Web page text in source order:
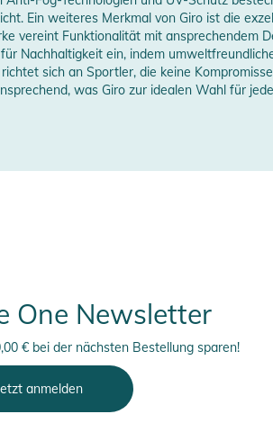
R&D Zentrum in
ein neues
Rahmen herum
sind Giro Produkte
Ein weiteres Merkmal von Giro ist die
vereint Funktionalität mit ansprechendem
Nachhaltigkeit ein, indem
sich an Sportler, die keine
was Giro zur idealen Wahl für
One Newsletter
€ bei der nächsten Bestellung sparen!
anmelden